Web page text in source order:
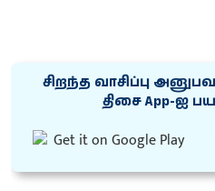
சிறந்த வாசிப்பு
திசை App-ஐ